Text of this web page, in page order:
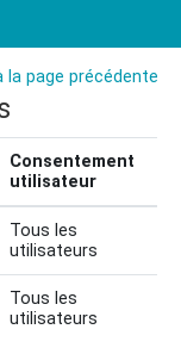
la page précédente
Consentement
utilisateur
Tous les
utilisateurs
Tous les
utilisateurs